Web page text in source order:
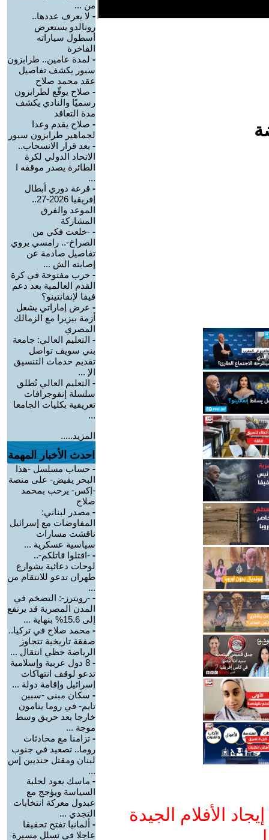
الأفلام الجيدة
من ...
- لا يعرف عددها..
رونالدو يستعرض
أسطول سياراته
الفاخرة
- لمدة عامين.. طرابزون
سبور يكشف تفاصيل
عقد محمد صلاح
- صلاح يوقّع لطرابزون
رسميًا والنادي يكشف
مدة التعاقد
- صلاح يقدم وعدا
لجماهير طرابزون سبور
- بعد قرار الانسحاب..
الاتحاد الدولي لكرة
الطائرة يصدر موقفه ا
...
- قرعة دوري أبطال
إفريقيا 2026-27..
الموعد والفرق
المشاركة
- -خلعت فكي من
الصراخ-.. رامسي يروي
تفاصيل صادمة عن
إصابته الش ...
- حرب مفتوحة في كرة
القدم العالمية بعد دعم
فيفا لإنفانتينو؟
- عرض إماراتي يشعل
أزمة بيزيرا مع الزمالك
المصري
- التعليم العالي: جامعة
بني سويف تواصل
تقديم خدمات التنسيق
الإ ...
- التعليم العالي تُطلق
سلسلة إنفوجرافات
تعريفية بكليات الجامعا
...
المزيد.....
احدث الأخبار المهمة
- حساب مسلسل -هذا
البحر يفيض- على منصة
-إكس- يرحب بمحمد
صلاح
- مصدر لبناني:
المفاوضات مع إسرائيل
ناقشت مسارات
سياسية عسكرية ...
- -اقتلوا قاتلكم-..
لوحات دعائية بشوارع
طهران تدعو للانتقام من
...
- -رويترز-: التضخم في
المدن المصرية قد يرتفع
إلى 15.6% بنهاية ...
- محمد صلاح في تركيا..
صفقة تاريخية تتجاوز
الرياضة حظي انتقال ...
-
8 دول عربية وإسلامية
تدعو لوقف انتهاكات
إسرائيل وإقامة دولة ...
- سكان مبنى -سبين
تايم- في روما ينامون
خارجا بعد حريق وسط
موجة ...
- تزامنا مع محادثات
روما.. تصعيد في جنوب
لبنان ومقتل جنديين إس
...
- ماسك يعود لحلبة
السياسة ويؤجج مع
عبدول معركة انتخابات
التجدي ...
- ألمانيا تفتح تحقيقا
عاجلا في تسلل مسيرة